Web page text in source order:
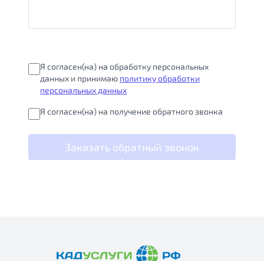
Я согласен(на) на обработку персональных
данных и принимаю политику обработки
персональных данных
Я согласен(на) на получение обратного звонка
Заказать обратный звонок